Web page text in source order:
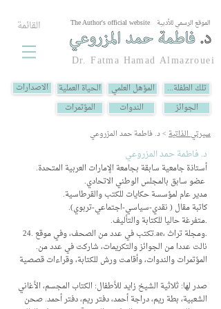
القائمة الموقع الرسمي للأديبة The Author's official website
Dr. Fatma Hamad Almazrouei
الاصدارات الحياة العملية
المؤهل العلمي
المؤتمرات
الندوات
...تلك الطفلة
الجوائز
سيرتي الذاتية > د. فاطمة حمد المزروعي
د. فاطمة حمد المزروعي
.أستاذة جامعية سابقة بجامعة الإمارات العربية المتحدة
.مدير عام لمؤسسة حكايات للكتب والقرطاسية
.كاتبة مقال ( نقدي-سياسي-اجتماعي-تربوي)
.متفرغة حاليا للكتابة والتأليف.
تكتب في عدد من الصحف، وفي موقع .24.ae، ومجلة تراث.
.نالت عددا من الجوائز والتكريمات، شاركت في عدد من
المؤتمرات والندوات، وأقامت ورش للكتابة، وقراءات قصصية
صدر لها: ثلاثية الشيخ زايد للأطفال: الكتاب المجسم، الأغاني
الشعبية، بطة ريم، دراجة أحمد، دفتر ريم، دفتر أحمد. صحن